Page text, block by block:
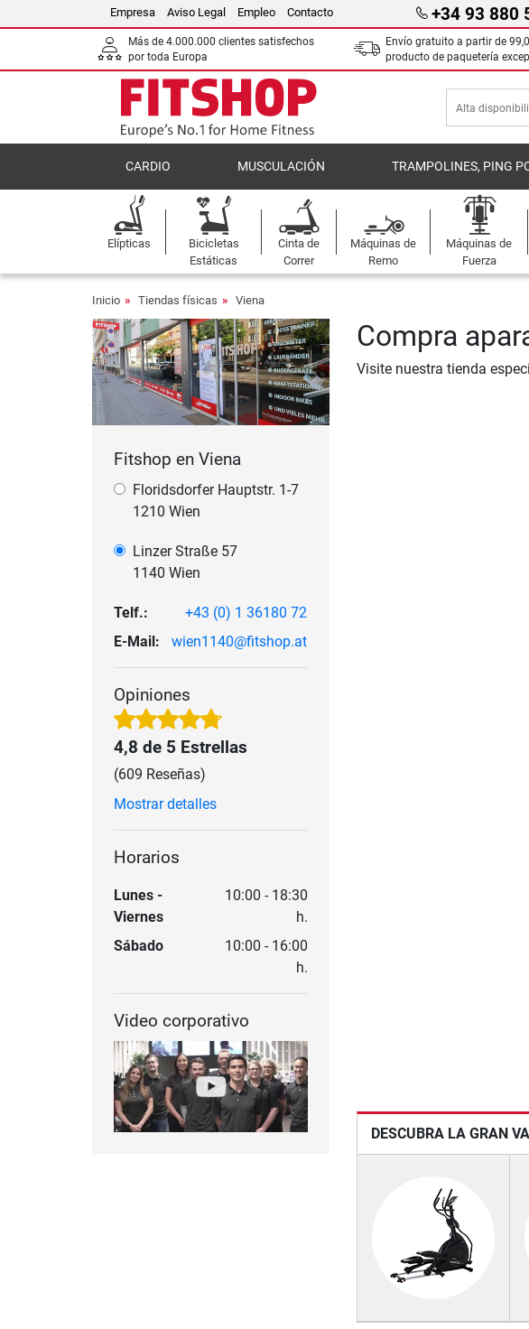
Empresa Aviso Legal Empleo Contacto +34 93 880
Más de 4.000.000 clientes satisfechos
por toda Europa
Envío gratuito a partir de
producto de paquetería
CARDIO MUSCULACIÓN TRAMPOLINES, PING
Elípticas
Bicicletas
Estáticas
Cinta de
Correr
Máquinas de
Remo
Máquinas de
Fuerza
Inicio Tiendas físicas Viena
Fitshop en Viena
Floridsdorfer Hauptstr. 1-7
1210 Wien
Linzer Straße 57
1140 Wien
Telf.:
+43 (0) 1 36180 72
E-Mail:
wien1140@fitshop.at
Opiniones
4,8 de 5 Estrellas
(609 Reseñas)
Mostrar detalles
Horarios
Lunes -
Viernes
10:00 - 18:30
h.
Sábado
10:00 - 16:00
h.
Video corporativo
Compra
Visite nuestra tienda
DESCUBRA LA GRAN